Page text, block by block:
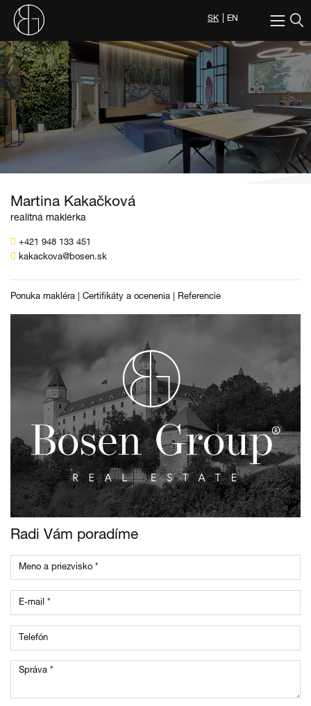
SK EN
Martina Kakačková
realitná maklérka
+421 948 133 451
kakackova@bosen.sk
Ponuka makléra Certifikáty a ocenenia Referencie
Radi Vám poradíme